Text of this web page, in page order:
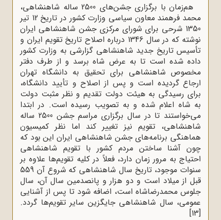
هم‌زمان با برگزاری جشن‌های 2500 ساله شاهنشاهی،
محمد فرهمند معاون سیاسی وزارت کشور در تاریخ 12 تیر
1350 شرحی برای شورای مرکزی جشن شاهنشاهی ایران
نوشته که در سال 1346 درباره اصلاح تاریخ تقویم ایران و
تأسیس تاریخ جدید شاهنشاهی گزارشی به وزارت کشور
داده شده است تا به عرض شاه برسد و از طرف دفتر
مخصوص شاهنشاهی برای تحقیق به دانشگاه تهران
ارجاع گردیده است و پس از اصلاح و تأیید دانشگاه،
برای رسیدگی به هیئت دولت تقدیم و نظر مثبت دولت
به شاه اعلام شده و به تصویب رسیده است. در ابتدا
می‌خواستند تا در سال برگزاری مراسم جشن 2500 ساله
شاهنشاهی، تقویم نیز تغییر کند اما نظر کمیسیون
هماهنگی برنامه‌های جشن شاهنشاهی ایران این بود که
چون آشنا ساختن مردم کشور با تقویم شاهنشاهی
احتیاج به مرور زمان دارد، فعلاً در کلیه تقویم‌ها علاوه بر
سنوات موجود، تاریخ سال شاهنشاهی که شروع آن 559
قبل از میلاد است و دو هزار و پانصدمین سال آن، سال
جلوس محمدرضاشاه است، اضافه شود تا پس از آشنایی
عمومی، سال شاهنشاهی جایگزین سایر تقویم‌ها گردد.
[13]